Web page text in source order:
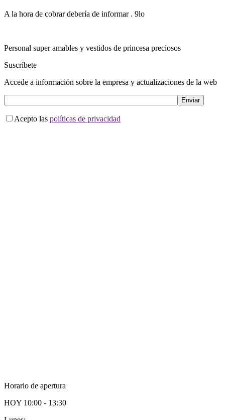
A la hora de cobrar debería de informar . 9lo
Personal super amables y vestidos de princesa preciosos
Suscríbete
Accede a información sobre la empresa y actualizaciones de la web
Acepto las políticas de privacidad
Horario de apertura
HOY 10:00 - 13:30